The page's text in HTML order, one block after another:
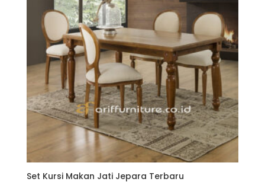
Set Kursi Makan Jati Jepara Terbaru